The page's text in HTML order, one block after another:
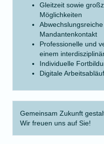
Gleitzeit sowie
Möglichkeiten
Mandantenkontakt
Professionelle und
einem
Individuelle
Digitale
Gemeinsam Zukunft
Wir freuen uns auf Sie!